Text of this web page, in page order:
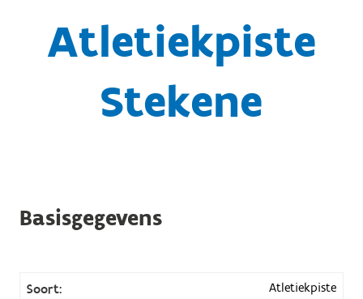
Atletiekpiste
Stekene
Basisgegevens
Soort: Atletiekpiste